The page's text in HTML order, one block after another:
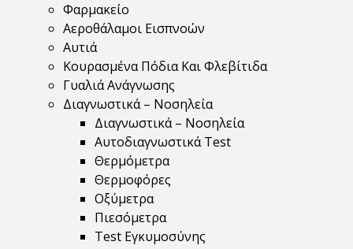
Φαρμακείο
Αεροθάλαμοι Εισπνοών
Αυτιά
Κουρασμένα Πόδια Και Φλεβίτιδα
Γυαλιά Ανάγνωσης
Διαγνωστικά – Νοσηλεία
Διαγνωστικά – Νοσηλεία
Αυτοδιαγνωστικά Test
Θερμόμετρα
Θερμοφόρες
Οξύμετρα
Πιεσόμετρα
Test Εγκυμοσύνης